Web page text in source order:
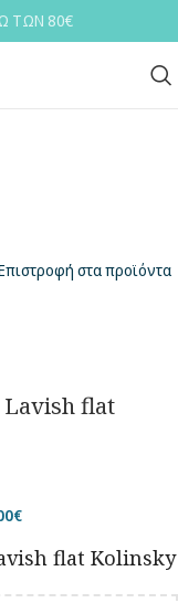
ΤΩΝ 80€
στα προϊόντα
Lavish flat
€
flat Kolinsky